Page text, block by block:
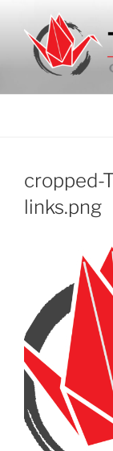
inhoud
Authentieke
cropped-
links.png